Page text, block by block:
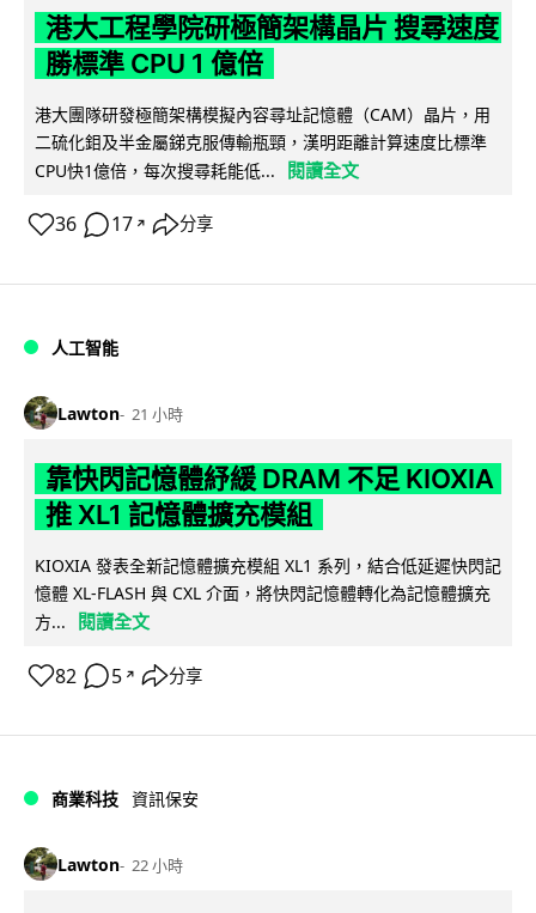
港大工程學院研極簡架構晶片 搜尋速度
勝標準 CPU 1 億倍
港大團隊研發極簡架構模擬內容尋址記憶體（CAM）晶片，用
二硫化鉬及半金屬銻克服傳輸瓶頸，漢明距離計算速度比標準
CPU快1億倍，每次搜尋耗能低...
閱讀全文
36 17 ↗ 分享
人工智能
Lawton 21 小時
靠快閃記憶體紓緩 DRAM 不足 KIOXIA
推 XL1 記憶體擴充模組
KIOXIA 發表全新記憶體擴充模組 XL1 系列，結合低延遲快閃記
憶體 XL-FLASH 與 CXL 介面，將快閃記憶體轉化為記憶體擴充
方...
閱讀全文
82 5 ↗ 分享
商業科技 資訊保安
Lawton 22 小時